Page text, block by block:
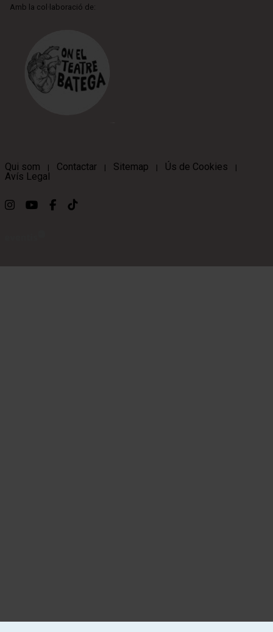
Amb la col·laboració de:
Qui som | Contactar | Sitemap | Ús de Cookies |
Avís Legal
Link a instagram
Link a youtube
Link a facebook
Link a ticktok